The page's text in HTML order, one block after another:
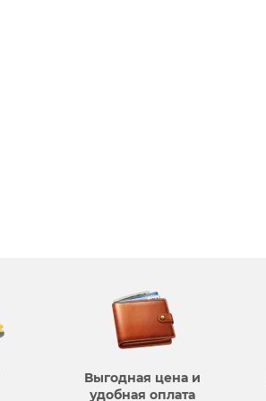
Выгодная цена и
удобная оплата